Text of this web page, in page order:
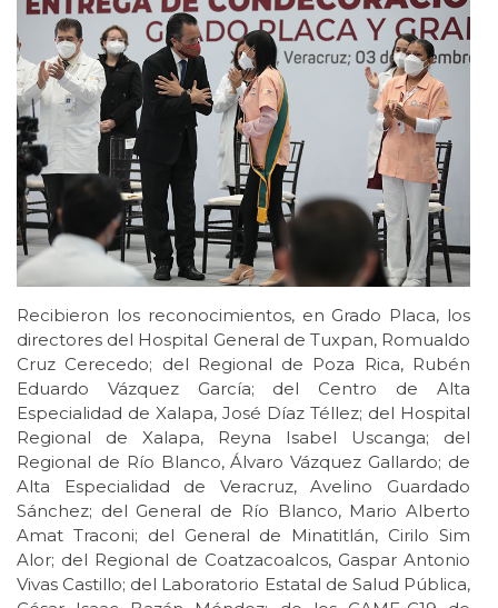
Recibieron los reconocimientos, en Grado Placa, los
directores del Hospital General de Tuxpan, Romualdo
Cruz Cerecedo; del Regional de Poza Rica, Rubén
Eduardo Vázquez García; del Centro de Alta
Especialidad de Xalapa, José Díaz Téllez; del Hospital
Regional de Xalapa, Reyna Isabel Uscanga; del
Regional de Río Blanco, Álvaro Vázquez Gallardo; de
Alta Especialidad de Veracruz, Avelino Guardado
Sánchez; del General de Río Blanco, Mario Alberto
Amat Traconi; del General de Minatitlán, Cirilo Sim
Alor; del Regional de Coatzacoalcos, Gaspar Antonio
Vivas Castillo; del Laboratorio Estatal de Salud Pública,